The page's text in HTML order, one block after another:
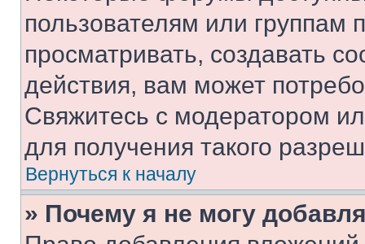
пользователям или группам
просматривать, создавать
действия, вам может
Свяжитесь с модератором
для получения такого
Вернуться к началу
» Почему я не могу